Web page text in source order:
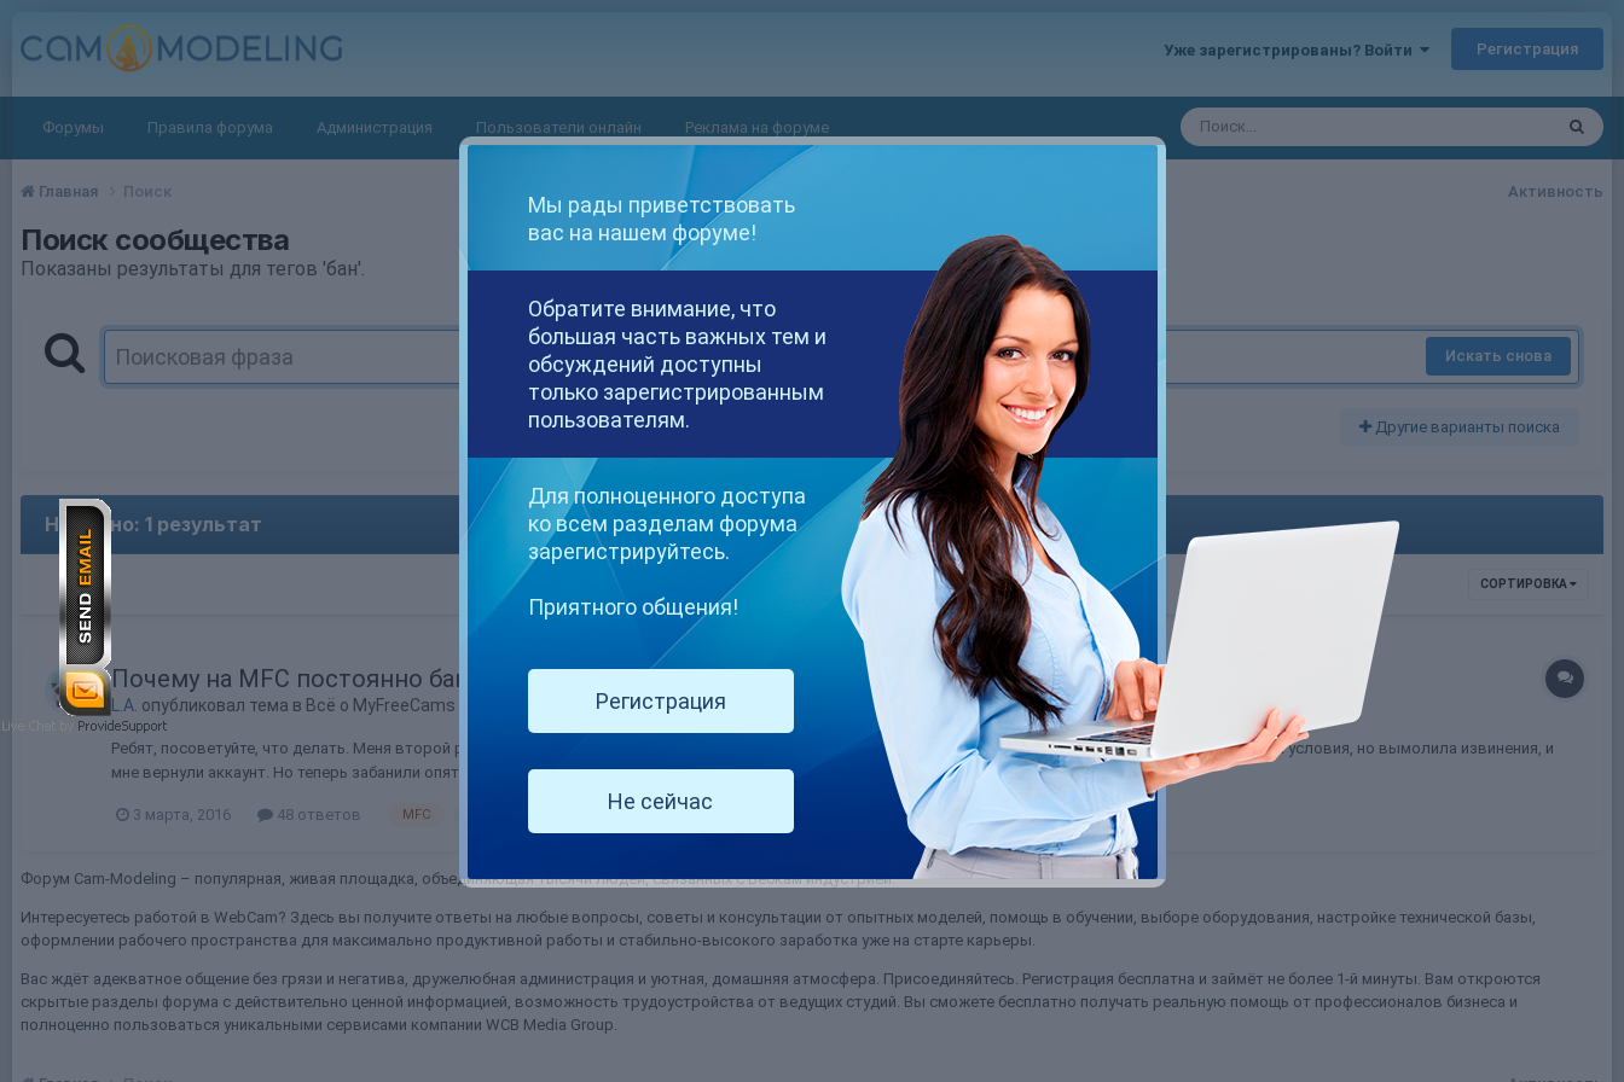
Уже зарегистрированы? Войти Регистрация
Форумы Правила форума Администрация Пользователи онлайн Реклама на форуме
Активность
Главная Поиск
Поиск сообщества
Показаны результаты для тегов 'бан'.
Искать снова
Другие варианты поиска
Найдено: 1 результат
СОРТИРОВКА
Почему на MFC постоянно банят???
L.A. опубликовал тема в Всё о MyFreeCams
Ребят, посоветуйте, что делать. Меня второй раз банят на MFC. Первый раз – за нарушение правил, я там немного накосячила, признаю, не до конца прочла условия, но вымолила извинения, и
мне вернули аккаунт. Но теперь забанили опять. Я ничего не нарушала, точно уверена. Теперь администрация просто не о...
3 марта, 2016 48 ответов MFC (и ещё 2 )
Форум Cam-Modeling – популярная, живая площадка, объединяющая тысячи людей, связанных с Вебкам индустрией.
Интересуетесь работой в WebCam? Здесь вы получите ответы на любые вопросы, советы и консультации от опытных моделей, помощь в обучении, выборе оборудования, настройке технической базы,
оформлении рабочего пространства для максимально продуктивной работы и стабильно-высокого заработка уже на старте карьеры.
Вас ждёт адекватное общение без грязи и негатива, дружелюбная администрация и уютная, домашняя атмосфера. Присоединяйтесь. Регистрация бесплатна и займёт не более 1-й минуты. Вам откроются
скрытые разделы форума с действительно ценной информацией, возможность трудоустройства от ведущих студий. Вы сможете бесплатно получать реальную помощь от профессионалов бизнеса и
полноценно пользоваться уникальными сервисами компании WCB Media Group.
Мы рады приветствовать
вас на нашем форуме!
Обратите внимание, что
большая часть важных тем и
обсуждений доступны
только зарегистрированным
пользователям.
Для полноценного доступа
ко всем разделам форума
зарегистрируйтесь.
Приятного общения!
Регистрация
Не сейчас